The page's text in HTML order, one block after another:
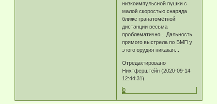
низкоимпульсной пушки с
малой скоростью снаряда
ближе гранатомётной
дистанции весьма
проблематично... Дальность
прямого выстрела по БМП у
этого орудия никакая...
Отредактировано
Нихтферштейн (2020-09-14
12:44:31)
0